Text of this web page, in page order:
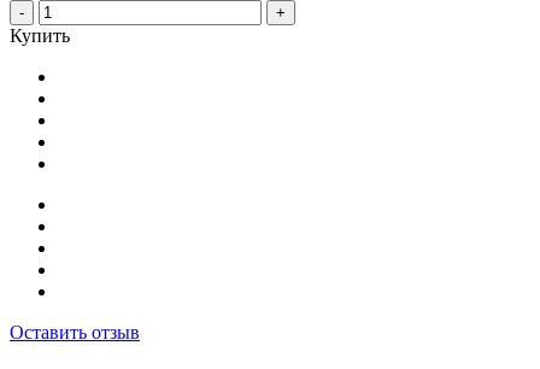
- +
Купить
Оставить отзыв